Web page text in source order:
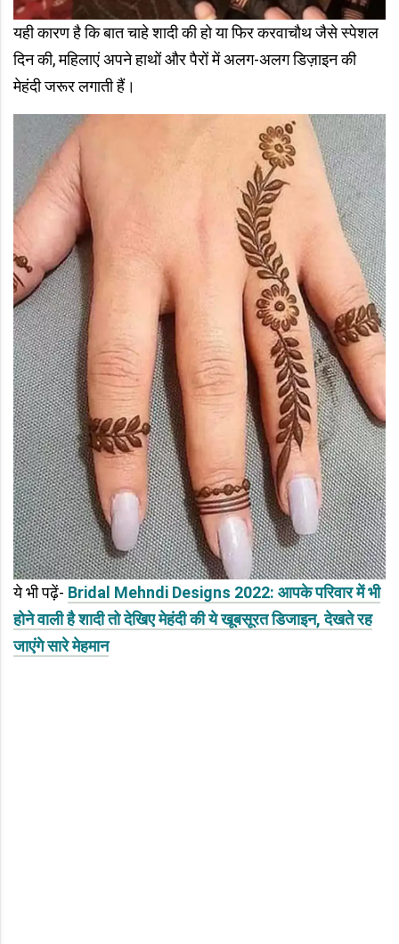
यही कारण है कि बात चाहे शादी की हो या फिर करवाचौथ जैसे स्पेशल
दिन की, महिलाएं अपने हाथों और पैरों में अलग-अलग डिज़ाइन की
मेहंदी जरूर लगाती हैं।
ये भी पढ़ें- Bridal Mehndi Designs 2022: आपके परिवार में भी
होने वाली है शादी तो देखिए मेहंदी की ये खूबसूरत डिजाइन, देखते रह
जाएंगे सारे मेहमान